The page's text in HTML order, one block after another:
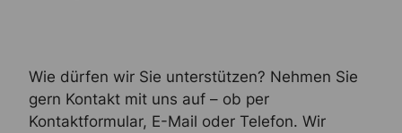
Wie dürfen wir Sie unterstützen? Nehmen Sie
gern Kontakt mit uns auf – ob per
Kontaktformular, E-Mail oder Telefon. Wir